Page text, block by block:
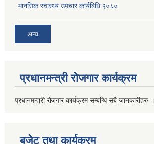
मानसिक स्वास्थ्य उपचार कार्यबिधि २०८०
अन्य
प्रधानमन्त्री रोजगार कार्यक्रम
प्रधानमन्त्री रोजगार कार्यक्रम सम्बन्धि सबै जानकारीहरु ।
बजेट तथा कार्यक्रम